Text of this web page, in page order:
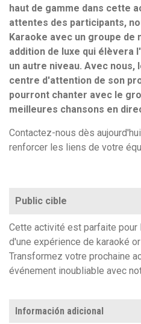
haut de gamme dans cette
attentes des participants,
Karaoke avec un groupe de
addition de luxe qui élèvera
un autre niveau. Avec nous,
centre d'attention de son
pourront chanter avec le
meilleures chansons en
Contactez-nous dès
renforcer les liens de votre
Public cible
Cette activité est parfaite pour
d'une expérience de karaoké
Transformez votre prochaine
événement inoubliable avec
Información adicional